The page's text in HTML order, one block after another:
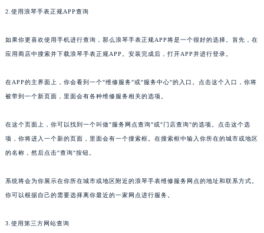
2.使用浪琴手表正规APP查询
如果你更喜欢使用手机进行查询，那么浪琴手表正规APP将是一个很好的选择。首先，在
应用商店中搜索并下载浪琴手表正规APP。安装完成后，打开APP并进行登录。
在APP的主界面上，你会看到一个"维修服务"或"服务中心"的入口。点击这个入口，你将
被带到一个新页面，里面会有各种维修服务相关的选项。
在这个页面上，你可以找到一个叫做"服务网点查询"或"门店查询"的选项。点击这个选
项，你将进入一个新的页面，里面会有一个搜索框。在搜索框中输入你所在的城市或地区
的名称，然后点击"查询"按钮。
系统将会为你展示在你所在城市或地区附近的浪琴手表维修服务网点的地址和联系方式。
你可以根据自己的需要选择离你最近的一家网点进行服务。
3.使用第三方网站查询